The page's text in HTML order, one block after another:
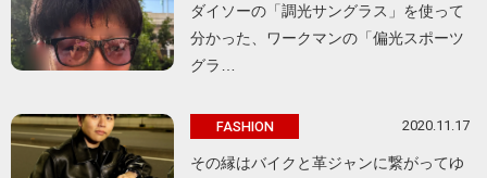
ダイソーの「調光サングラス」を使って
分かった、ワークマンの「偏光スポーツ
グラ…
FASHION 2020.11.17
その縁はバイクと革ジャンに繋がってゆ